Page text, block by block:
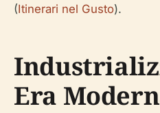
(Itinerari nel Gusto).
Era